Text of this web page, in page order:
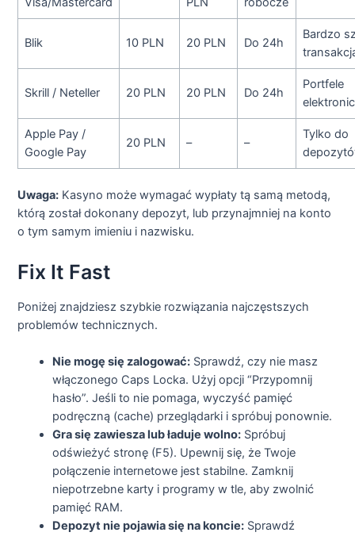
Blik 10 PLN 20 PLN Do 24h
Bardzo
Skrill / Neteller 20 PLN 20 PLN Do 24h
Portfele
Apple Pay /
Google Pay
20 PLN – –
Tylko do
Uwaga: Kasyno może wymagać wypłaty tą samą metodą,
którą został dokonany depozyt, lub przynajmniej na konto
o tym samym imieniu i nazwisku.
Fix It Fast
Poniżej znajdziesz szybkie rozwiązania najczęstszych
problemów technicznych.
Nie mogę się zalogować: Sprawdź, czy nie masz
włączonego Caps Locka. Użyj opcji “Przypomnij
hasło”. Jeśli to nie pomaga, wyczyść pamięć
podręczną (cache) przeglądarki i spróbuj ponownie.
Gra się zawiesza lub ładuje wolno: Spróbuj
odświeżyć stronę (F5). Upewnij się, że Twoje
połączenie internetowe jest stabilne. Zamknij
niepotrzebne karty i programy w tle, aby zwolnić
pamięć RAM.
Depozyt nie pojawia się na koncie: Sprawdź